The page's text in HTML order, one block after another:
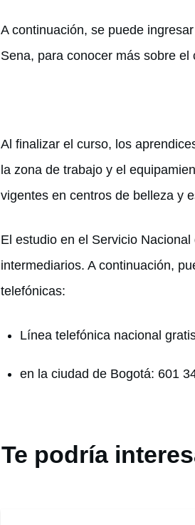
A continuación, se puede
Sena, para conocer más sobre
Al finalizar el curso, los
la zona de trabajo y el
vigentes en centros de belleza y
El estudio en el Servicio
intermediarios. A continuación,
telefónicas:
Línea telefónica nacional
en la ciudad de Bogotá: 601
Te podría